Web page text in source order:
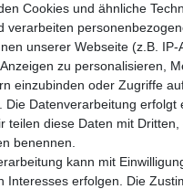
Informationen
Cookies und ähnliche
verarbeiten
unserer Webseite (z.B. IP-
zu personalisieren,
einzubinden oder Zugriffe
Die Datenverarbeitung erfolgt
teilen diese Daten mit Dritten,
benennen.
kann mit
Interesses erfolgen. Die